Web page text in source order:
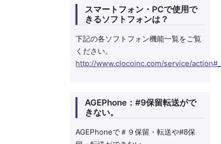
スマートフォン・PCで使用で
きるソフトフォンは？
下記の各ソフトフォン機能一覧をご覧
ください。
http://www.clocoinc.com/service/
AGEPhone：#9保留転送がで
きない。
AGEPhoneで＃９保留・転送や#8保